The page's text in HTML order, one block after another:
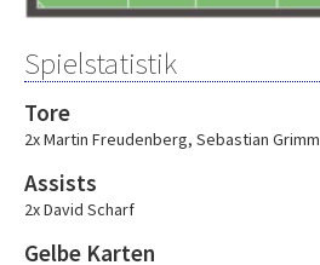
Spielstatistik
Tore
2x Martin Freudenberg, Sebastian Grimm
Assists
2x David Scharf
Gelbe Karten